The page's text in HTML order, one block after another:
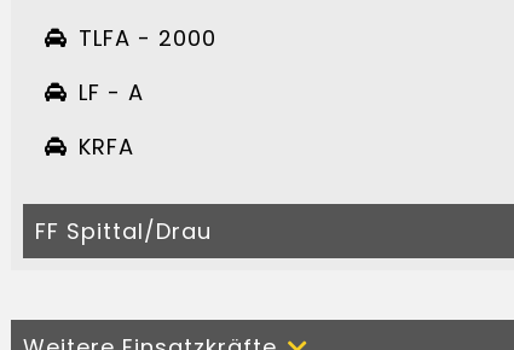
TLFA - 2000
LF - A
KRFA
FF Spittal/Drau